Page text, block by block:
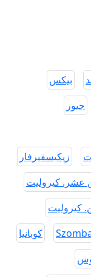
بيكس
جيور
زيكيسفيرفار
عشر. كيروليت
كيروليت
كوبانيا